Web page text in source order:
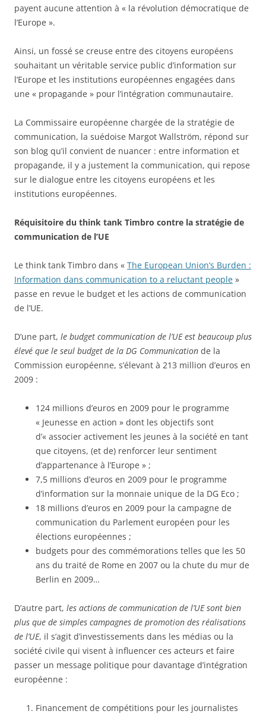
payent aucune attention à « la révolution démocratique de
l’Europe ».
Ainsi, un fossé se creuse entre des citoyens européens
souhaitant un véritable service public d’information sur
l’Europe et les institutions européennes engagées dans
une « propagande » pour l’intégration communautaire.
La Commissaire européenne chargée de la stratégie de
communication, la suédoise Margot Wallström, répond sur
son blog qu’il convient de nuancer : entre information et
propagande, il y a justement la communication, qui repose
sur le dialogue entre les citoyens européens et les
institutions européennes.
Réquisitoire du think tank Timbro contre la stratégie de
communication de l’UE
Le think tank Timbro dans « The European Union’s Burden :
Information dans communication to a reluctant people »
passe en revue le budget et les actions de communication
de l’UE.
D’une part, le budget communication de l’UE est beaucoup plus
élevé que le seul budget de la DG Communication de la
Commission européenne, s’élevant à 213 million d’euros en
2009 :
124 millions d’euros en 2009 pour le programme
« Jeunesse en action » dont les objectifs sont
d’« associer activement les jeunes à la société en tant
que citoyens, (et de) renforcer leur sentiment
d’appartenance à l’Europe » ;
7,5 millions d’euros en 2009 pour le programme
d’information sur la monnaie unique de la DG Eco ;
18 millions d’euros en 2009 pour la campagne de
communication du Parlement européen pour les
élections européennes ;
budgets pour des commémorations telles que les 50
ans du traité de Rome en 2007 ou la chute du mur de
Berlin en 2009…
D’autre part, les actions de communication de l’UE sont bien
plus que de simples campagnes de promotion des réalisations
de l’UE, il s’agit d’investissements dans les médias ou la
société civile qui visent à influencer ces acteurs et faire
passer un message politique pour davantage d’intégration
européenne :
Financement de compétitions pour les journalistes